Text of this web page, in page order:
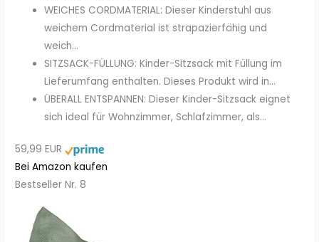
WEICHES CORDMATERIAL: Dieser Kinderstuhl aus
weichem Cordmaterial ist strapazierfähig und
weich...
SITZSACK-FÜLLUNG: Kinder-Sitzsack mit Füllung im
Lieferumfang enthalten. Dieses Produkt wird in...
ÜBERALL ENTSPANNEN: Dieser Kinder-Sitzsack eignet
sich ideal für Wohnzimmer, Schlafzimmer, als...
59,99 EUR
Bei Amazon kaufen
Bestseller Nr. 8